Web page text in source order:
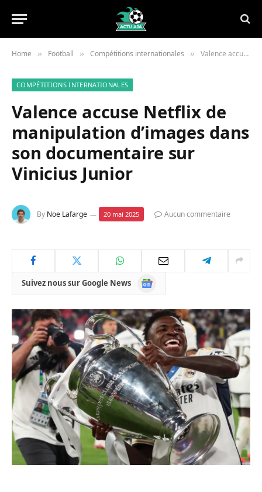
Home » Football » Compétitions internationales » Valence accuse Netflix de manipulation d’images dans son documentaire sur Vinicius Junior
COMPÉTITIONS INTERNATIONALES
Valence accuse Netflix de
manipulation d’images dans
son documentaire sur
Vinicius Junior
By Noe Lafarge 20 mai 2025 Aucun commentaire
Suivez nous sur Google News
Google
News